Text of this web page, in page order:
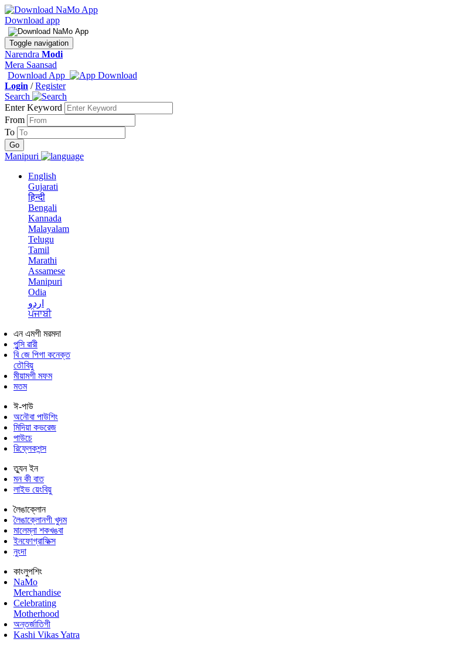
Download app
Toggle navigation
Narendra Modi
Mera Saansad
Download App
Login /Register
Search
Enter Keyword
From
To
Manipuri
English
Gujarati
हिन्दी
Bengali
Kannada
Malayalam
Telugu
Tamil
Marathi
Assamese
Manipuri
Odia
اردو
ਪੰਜਾਬੀ
এন এমগী মরমদা
পুন্সি ৱারী
বি জে পিগা কনেক্ত
তৌবিয়ু
মীয়ামগী মফম
মতম
ঈ-পাউ
অনৌবা পাউশিং
মিদিয়া কভরেজ
পাউচে
রিফ্লেকশন্স
ত্যুন ইন
মন কী বাত
লাইভ য়েংবিয়ু
লৈঙাক্লোন
লৈঙাক্লোনগী খুদম
মালেম্না শকখঙবা
ইনফোগ্রাফিক্স
নুংদা
কাংলুপশিং
NaMo
Merchandise
Celebrating
Motherhood
অন্তর্জাতিগী
Kashi Vikas Yatra